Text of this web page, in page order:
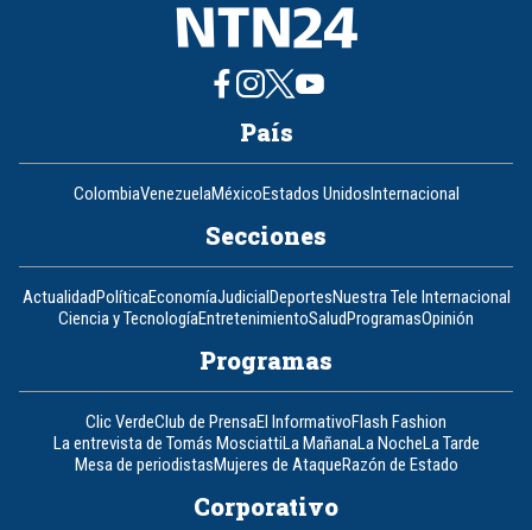
País
ColombiaVenezuelaMéxicoEstados UnidosInternacional
Secciones
ActualidadPolíticaEconomíaJudicialDeportesNuestra Tele Internacional
Ciencia y TecnologíaEntretenimientoSaludProgramasOpinión
Programas
Clic VerdeClub de PrensaEl InformativoFlash Fashion
La entrevista de Tomás MosciattiLa MañanaLa NocheLa Tarde
Mesa de periodistasMujeres de AtaqueRazón de Estado
Corporativo